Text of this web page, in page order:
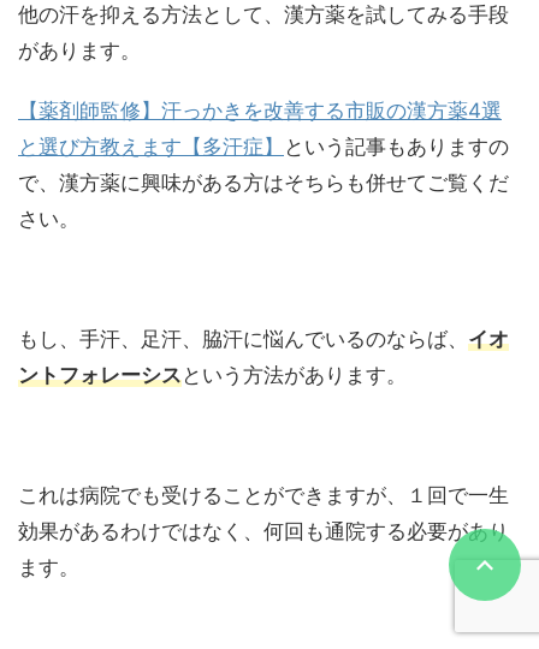
他の汗を抑える方法として、漢方薬を試してみる手段
があります。
【薬剤師監修】汗っかきを改善する市販の漢方薬4選
と選び方教えます【多汗症】
という記事もありますの
で、漢方薬に興味がある方はそちらも併せてご覧くだ
さい。
もし、手汗、足汗、脇汗に悩んでいるのならば、 イオ
ントフォレーシスという方法があります。
これは病院でも受けることができますが、１回で一生
効果があるわけではなく、何回も通院する必要があり
ます。